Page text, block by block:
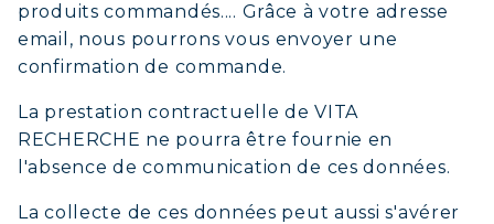
produits commandés.... Grâce à votre adresse
email, nous pourrons vous envoyer une
confirmation de commande.
La prestation contractuelle de VITA
RECHERCHE ne pourra être fournie en
l'absence de communication de ces données.
La collecte de ces données peut aussi s'avérer